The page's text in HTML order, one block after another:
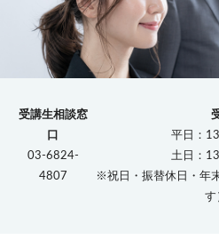
受講生相談窓
口
03-6824-
4807
平日：
土日：
※祝日・振替休日・年
す